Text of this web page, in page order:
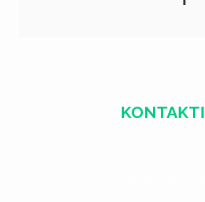
KONTAKTI